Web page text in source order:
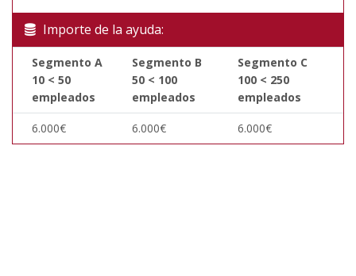
Importe de la ayuda:
Segmento A
10 < 50
empleados
Segmento B
50 < 100
empleados
Segmento C
100 < 250
empleados
6.000€ 6.000€ 6.000€